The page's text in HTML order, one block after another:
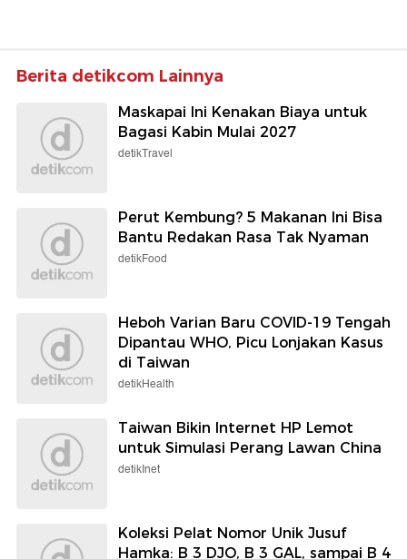
Berita detikcom Lainnya
Maskapai Ini Kenakan Biaya untuk
Bagasi Kabin Mulai 2027
detikTravel
Perut Kembung? 5 Makanan Ini Bisa
Bantu Redakan Rasa Tak Nyaman
detikFood
Heboh Varian Baru COVID-19 Tengah
Dipantau WHO, Picu Lonjakan Kasus
di Taiwan
detikHealth
Taiwan Bikin Internet HP Lemot
untuk Simulasi Perang Lawan China
detikInet
Koleksi Pelat Nomor Unik Jusuf
Hamka: B 3 DJO, B 3 GAL, sampai B 4